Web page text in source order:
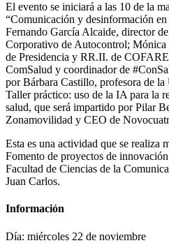
El evento se iniciará a las 10 de la
“Comunicación y desinformación en
Fernando García Alcaide, director
Corporativo de Autocontrol; Mónica
de Presidencia y RR.II. de
ComSalud y coordinador de
por Bárbara Castillo, profesora de
Taller práctico: uso de la IA para la
salud, que será impartido por Pilar
Zonamovilidad y CEO de
Esta es una actividad que se realiza
Fomento de proyectos de
Facultad de Ciencias de la
Juan Carlos.
Información
Día: miércoles 22 de noviembre